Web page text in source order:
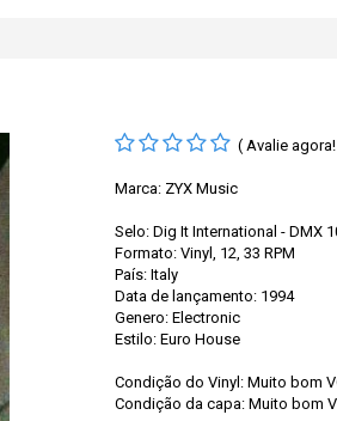
( Avalie
Marca: ZYX Music
Selo: Dig It International - DMX
Formato: Vinyl, 12, 33 RPM
País: Italy
Data de lançamento: 1994
Genero: Electronic
Estilo: Euro House
Condição do Vinyl: Muito bom
Condição da capa: Muito bom